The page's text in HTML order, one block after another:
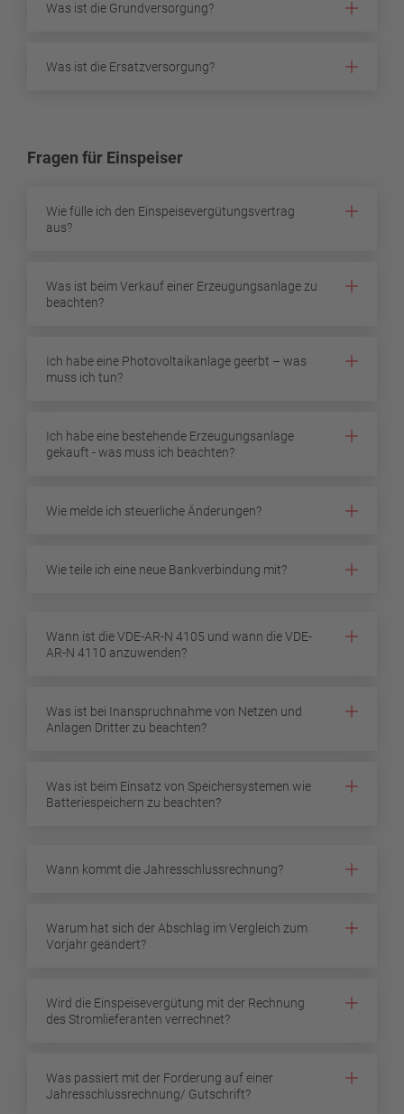
Was ist die Grundversorgung?
Was ist die Ersatzversorgung?
Fragen für Einspeiser
Wie fülle ich den Einspeisevergütungsvertrag
aus?
Was ist beim Verkauf einer Erzeugungsanlage zu
beachten?
Ich habe eine Photovoltaikanlage geerbt – was
muss ich tun?
Ich habe eine bestehende Erzeugungsanlage
gekauft - was muss ich beachten?
Wie melde ich steuerliche Änderungen?
Wie teile ich eine neue Bankverbindung mit?
Wann ist die VDE-AR-N 4105 und wann die VDE-
AR-N 4110 anzuwenden?
Was ist bei Inanspruchnahme von Netzen und
Anlagen Dritter zu beachten?
Was ist beim Einsatz von Speichersystemen wie
Batteriespeichern zu beachten?
Wann kommt die Jahresschlussrechnung?
Warum hat sich der Abschlag im Vergleich zum
Vorjahr geändert?
Wird die Einspeisevergütung mit der Rechnung
des Stromlieferanten verrechnet?
Was passiert mit der Forderung auf einer
Jahresschlussrechnung/ Gutschrift?